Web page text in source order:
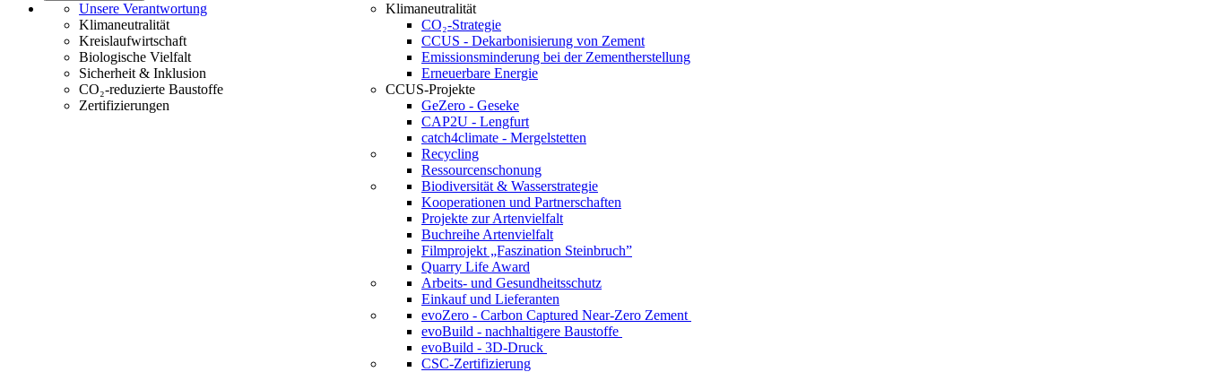
Unsere Verantwortung
Klimaneutralität
Kreislaufwirtschaft
Biologische Vielfalt
Sicherheit & Inklusion
CO₂-reduzierte Baustoffe
Zertifizierungen
Klimaneutralität
CO₂-Strategie
CCUS - Dekarbonisierung von Zement
Emissionsminderung bei der Zementherstellung
Erneuerbare Energie
CCUS-Projekte
GeZero - Geseke
CAP2U - Lengfurt
catch4climate - Mergelstetten
Recycling
Ressourcenschonung
Biodiversität & Wasserstrategie
Kooperationen und Partnerschaften
Projekte zur Artenvielfalt
Buchreihe Artenvielfalt
Filmprojekt „Faszination Steinbruch”
Quarry Life Award
Arbeits- und Gesundheitsschutz
Einkauf und Lieferanten
evoZero - Carbon Captured Near-Zero Zement
evoBuild - nachhaltigere Baustoffe
evoBuild - 3D-Druck
CSC-Zertifizierung